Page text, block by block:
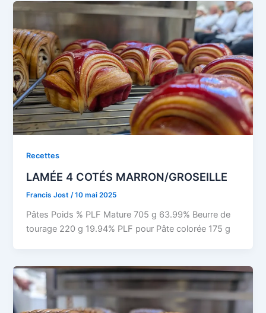
Recettes
LAMÉE 4 COTÉS MARRON/GROSEILLE
Francis Jost/10 mai 2025
Pâtes Poids % PLF Mature 705 g 63.99% Beurre de
tourage 220 g 19.94% PLF pour Pâte colorée 175 g